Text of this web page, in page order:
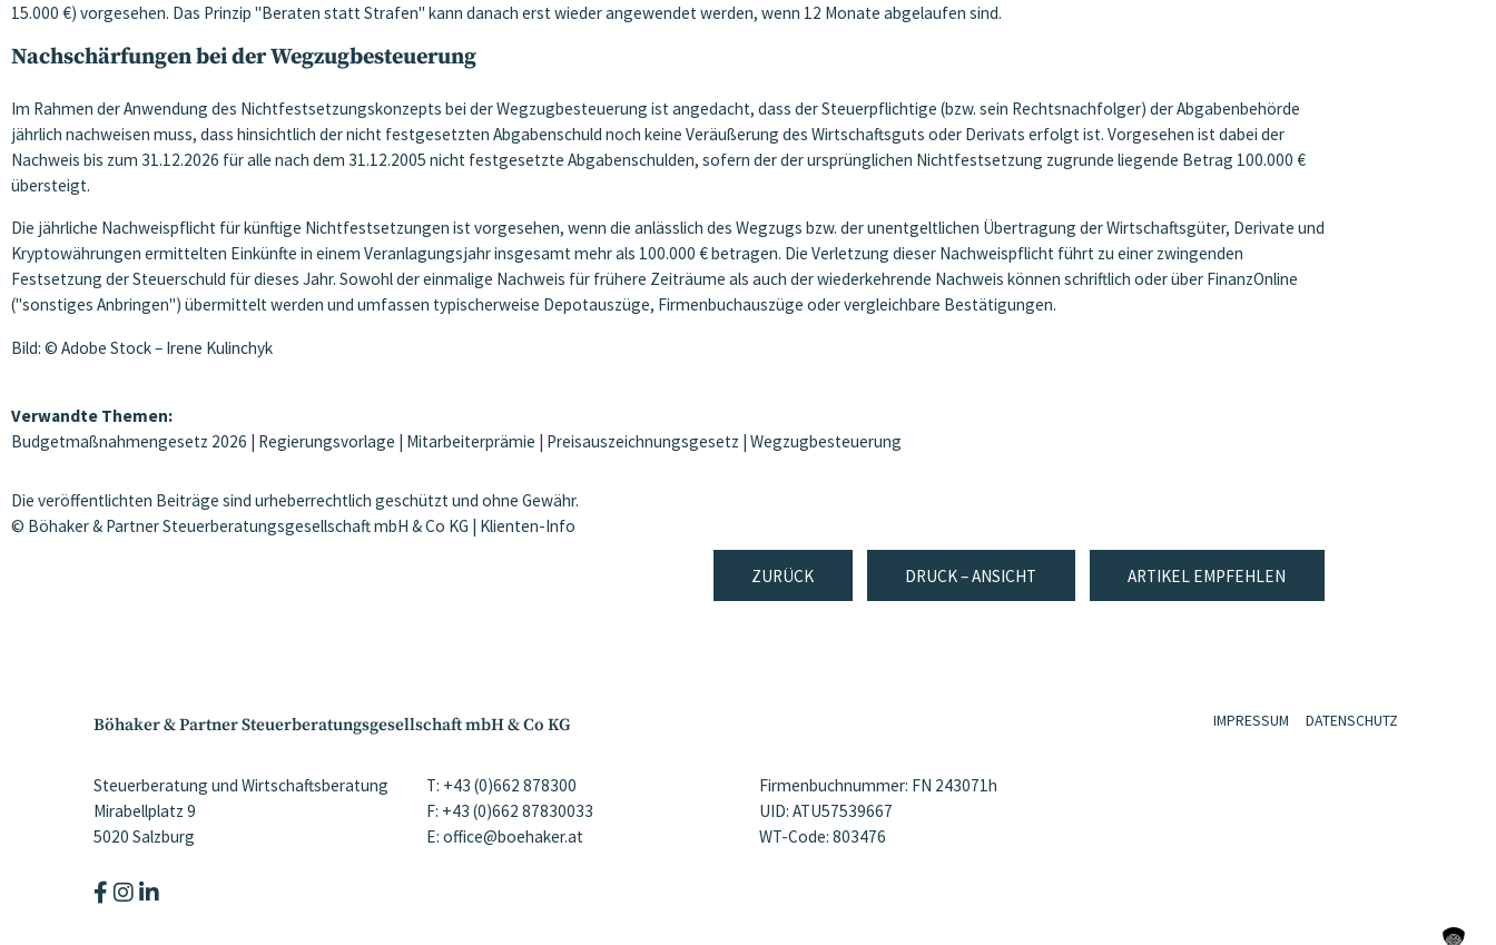
15.000 €) vorgesehen. Das Prinzip "Beraten statt Strafen" kann danach erst wieder angewendet werden, wenn 12 Monate abgelaufen sind.
Nachschärfungen bei der Wegzugbesteuerung
Im Rahmen der Anwendung des Nichtfestsetzungskonzepts bei der Wegzugbesteuerung ist angedacht, dass der Steuerpflichtige (bzw. sein Rechtsnachfolger) der Abgabenbehörde
jährlich nachweisen muss, dass hinsichtlich der nicht festgesetzten Abgabenschuld noch keine Veräußerung des Wirtschaftsguts oder Derivats erfolgt ist. Vorgesehen ist dabei der
Nachweis bis zum 31.12.2026 für alle nach dem 31.12.2005 nicht festgesetzte Abgabenschulden, sofern der der ursprünglichen Nichtfestsetzung zugrunde liegende Betrag 100.000 €
übersteigt.
Die jährliche Nachweispflicht für künftige Nichtfestsetzungen ist vorgesehen, wenn die anlässlich des Wegzugs bzw. der unentgeltlichen Übertragung der Wirtschaftsgüter, Derivate und
Kryptowährungen ermittelten Einkünfte in einem Veranlagungsjahr insgesamt mehr als 100.000 € betragen. Die Verletzung dieser Nachweispflicht führt zu einer zwingenden
Festsetzung der Steuerschuld für dieses Jahr. Sowohl der einmalige Nachweis für frühere Zeiträume als auch der wiederkehrende Nachweis können schriftlich oder über FinanzOnline
("sonstiges Anbringen") übermittelt werden und umfassen typischerweise Depotauszüge, Firmenbuchauszüge oder vergleichbare Bestätigungen.
Bild: © Adobe Stock – Irene Kulinchyk
Verwandte Themen:
Budgetmaßnahmengesetz 2026
Regierungsvorlage Mitarbeiterprämie Preisauszeichnungsgesetz Wegzugbesteuerung
Die veröffentlichten Beiträge sind urheberrechtlich geschützt und ohne Gewähr.
© Böhaker & Partner Steuerberatungsgesellschaft mbH & Co KG | Klienten-Info
ZURÜCK DRUCK – ANSICHT ARTIKEL EMPFEHLEN
Böhaker & Partner Steuerberatungsgesellschaft mbH & Co KG
Steuerberatung und Wirtschaftsberatung
Mirabellplatz 9
5020 Salzburg
T: +43 (0)662 878300
F: +43 (0)662 87830033
E: office@boehaker.at
Firmenbuchnummer: FN 243071h
UID: ATU57539667
WT-Code: 803476
IMPRESSUM DATENSCHUTZ